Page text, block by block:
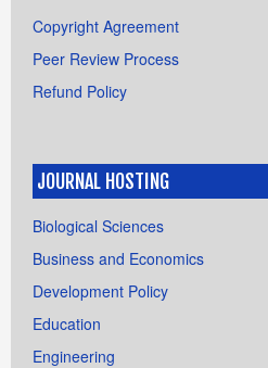
Copyright Agreement
Peer Review Process
Refund Policy
JOURNAL HOSTING
Biological Sciences
Business and Economics
Development Policy
Education
Engineering